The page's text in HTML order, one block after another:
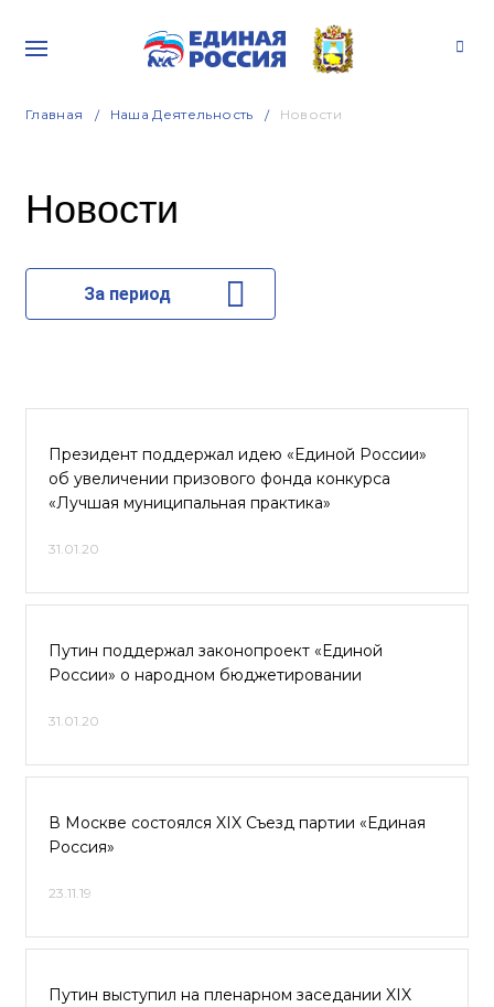
Главная Наша Деятельность Новости
Новости
За период
Президент поддержал идею «Единой России»
об увеличении призового фонда конкурса
«Лучшая муниципальная практика»
31.01.20
Путин поддержал законопроект «Единой
России» о народном бюджетировании
31.01.20
В Москве состоялся XIX Съезд партии «Единая
Россия»
23.11.19
Путин выступил на пленарном заседании XIX